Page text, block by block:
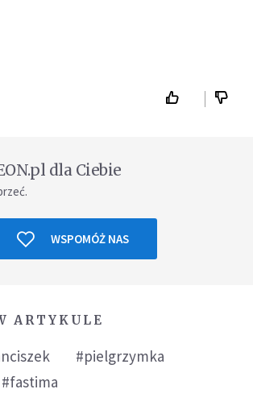
dla Ciebie
WSPOMÓŻ NAS
ARTYKULE
#pielgrzymka
#fastima